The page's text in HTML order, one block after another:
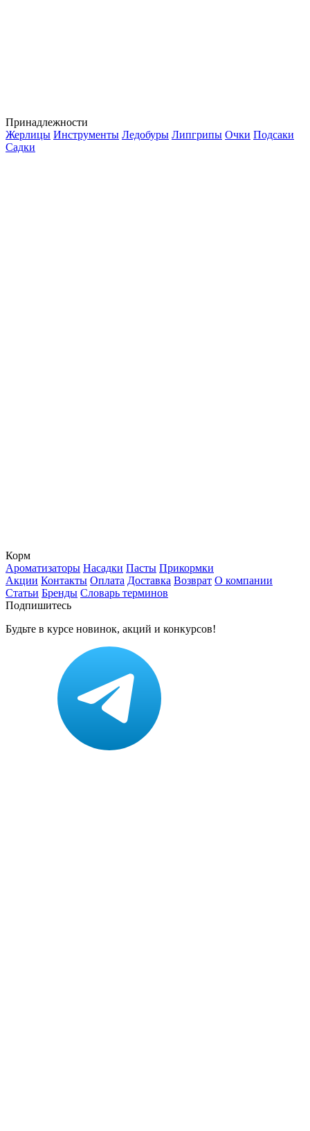
Принадлежности
Жерлицы Инструменты Ледобуры Липгрипы Очки Подсаки
Садки
Корм
Ароматизаторы Насадки Пасты Прикормки
Акции Контакты Оплата Доставка Возврат О компании
Статьи Бренды Словарь терминов
Подпишитесь
Будьте в курсе новинок, акций и конкурсов!